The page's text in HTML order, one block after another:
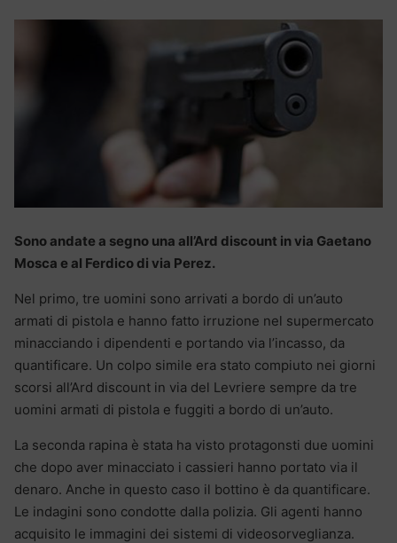
Sono andate a segno una all’Ard discount in via Gaetano
Mosca e al Ferdico di via Perez.
Nel primo, tre uomini sono arrivati a bordo di un’auto
armati di pistola e hanno fatto irruzione nel supermercato
minacciando i dipendenti e portando via l’incasso, da
quantificare. Un colpo simile era stato compiuto nei giorni
scorsi all’Ard discount in via del Levriere sempre da tre
uomini armati di pistola e fuggiti a bordo di un’auto.
La seconda rapina è stata ha visto protagonsti due uomini
che dopo aver minacciato i cassieri hanno portato via il
denaro. Anche in questo caso il bottino è da quantificare.
Le indagini sono condotte dalla polizia. Gli agenti hanno
acquisito le immagini dei sistemi di videosorveglianza.